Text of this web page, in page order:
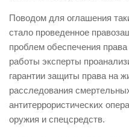
Поводом для оглашения
стало проведенное
проблем обеспечения
работы эксперты
гарантии защиты права на
расследования
антитеррористических
оружия и спецсредств.